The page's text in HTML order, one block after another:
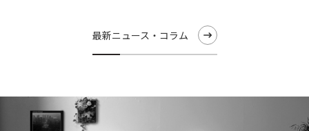
最新ニュース・コラム